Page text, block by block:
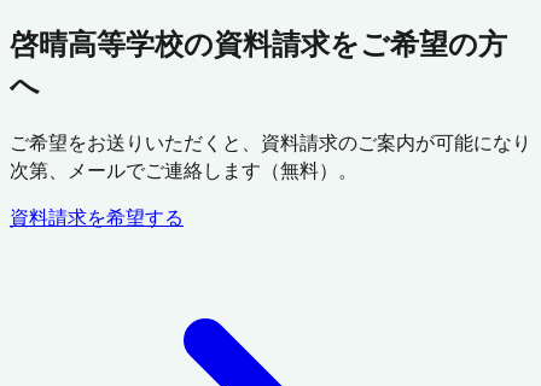
啓晴高等学校の資料請求をご希望の方
へ
ご希望をお送りいただくと、資料請求のご案内が可能になり
次第、メールでご連絡します（無料）。
資料請求を希望する